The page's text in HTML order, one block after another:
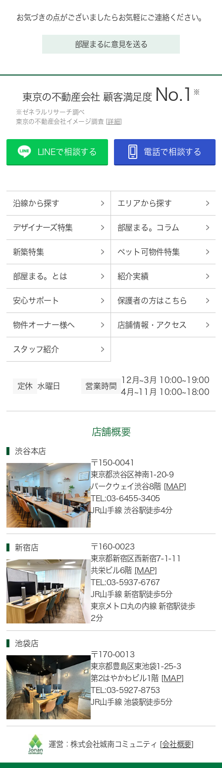
お気づきの点がございましたらお気軽にご連絡ください。
部屋まるに意見を送る
東京の不動産会社 顧客満足度 No.1 ※
※ゼネラルリサーチ調べ
東京の不動産会社イメージ調査 [詳細]
LINEで相談する 電話で相談する
沿線から探す エリアから探す
デザイナーズ特集 部屋まる。コラム
新築特集 ペット可物件特集
部屋まる。とは 紹介実績
安心サポート 保護者の方はこちら
物件オーナー様へ 店舗情報・アクセス
スタッフ紹介
定休 水曜日 営業時間
12月~3月 10:00~19:00
4月~11月 10:00~18:00
店舗概要
渋谷本店
〒150-0041
東京都渋谷区神南1-20-9
パークウェイ渋谷8階 [MAP]
TEL:03-6455-3405
JR山手線 渋谷駅徒歩4分
新宿店
〒160-0023
東京都新宿区西新宿7-1-11
共栄ビル6階 [MAP]
TEL:03-5937-6767
JR山手線 新宿駅徒歩5分
東京メトロ丸の内線 新宿駅徒歩
2分
池袋店
〒170-0013
東京都豊島区東池袋1-25-3
第2はやかわビル1階 [MAP]
TEL:03-5927-8753
JR山手線 池袋駅徒歩5分
運営：株式会社城南コミュニティ [会社概要]